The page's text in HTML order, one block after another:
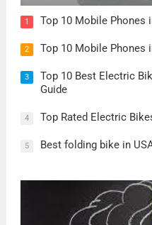
1 Top 10 Mobile Phones
2 Top 10 Mobile Phones
3
Top 10 Best Electric
Guide
4 Top Rated Electric
5 Best folding bike in